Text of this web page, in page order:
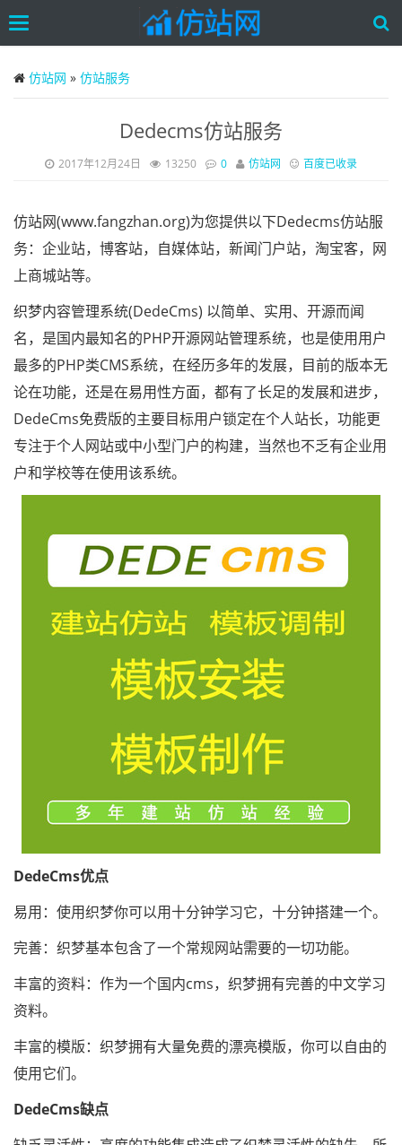
to
main
Toggle
仿站网 » 仿站服务
Dedecms仿站服务
2017年12月24日 13250 0 仿站网 百度已收录
仿站网(www.fangzhan.org)为您提供以下Dedecms仿站服
务：企业站，博客站，自媒体站，新闻门户站，淘宝客，网
上商城站等。
织梦内容管理系统(DedeCms) 以简单、实用、开源而闻
名，是国内最知名的PHP开源网站管理系统，也是使用用户
最多的PHP类CMS系统，在经历多年的发展，目前的版本无
论在功能，还是在易用性方面，都有了长足的发展和进步，
DedeCms免费版的主要目标用户锁定在个人站长，功能更
专注于个人网站或中小型门户的构建，当然也不乏有企业用
户和学校等在使用该系统。
DedeCms优点
易用：使用织梦你可以用十分钟学习它，十分钟搭建一个。
完善：织梦基本包含了一个常规网站需要的一切功能。
丰富的资料：作为一个国内cms，织梦拥有完善的中文学习
资料。
丰富的模版：织梦拥有大量免费的漂亮模版，你可以自由的
使用它们。
DedeCms缺点